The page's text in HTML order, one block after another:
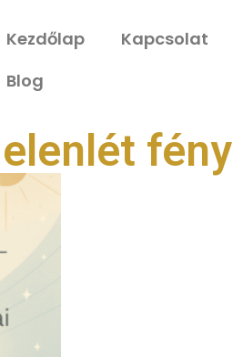
Kezdőlap Kapcsolat
Blog
fény